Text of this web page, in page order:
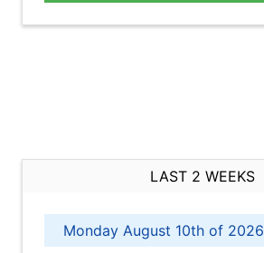
LAST 2 WEEKS
Monday August 10th of 2026